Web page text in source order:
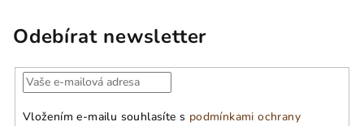
Odebírat newsletter
Vložením e-mailu souhlasíte s podmínkami ochrany